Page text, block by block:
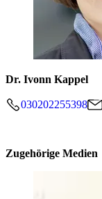
Dr. Ivonn Kappel
030202255398
Zugehörige Medien